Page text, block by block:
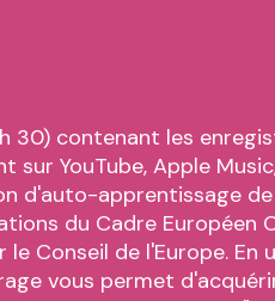
30) contenant les
sur YouTube, Apple
d'auto-apprentissage de
du Cadre Européen
Conseil de l'Europe. En
vous permet